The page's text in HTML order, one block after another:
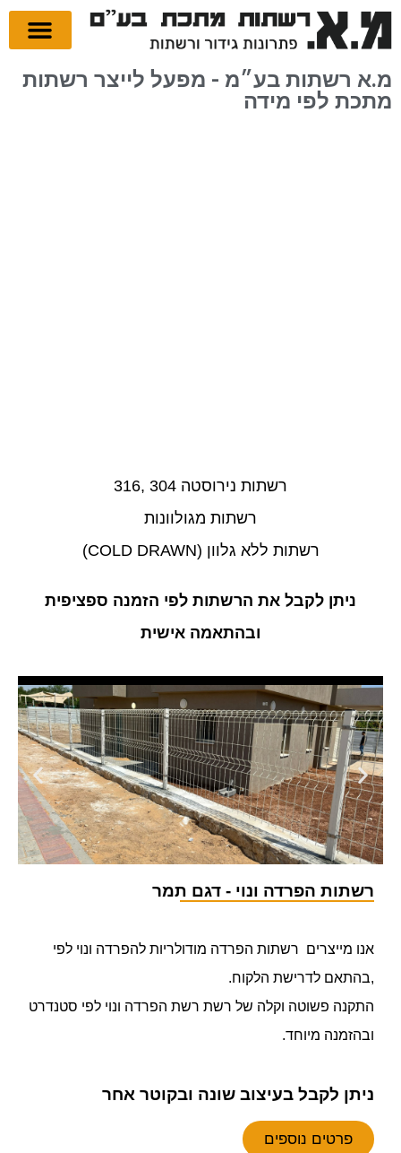
מ.א רשתות בע״מ - מפעל לייצר רשתות
מתכת לפי מידה
רשתות נירוסטה 304 ,316
רשתות מגולוונות
רשתות ללא גלוון (COLD DRAWN)
ניתן לקבל את הרשתות לפי הזמנה ספציפית
ובהתאמה אישית
רשתות הפרדה ונוי - דגם תמר
אנו מייצרים רשתות הפרדה מודולריות להפרדה ונוי לפי
,בהתאם לדרישת הלקוח.
התקנה פשוטה וקלה של רשת רשת הפרדה ונוי לפי סטנדרט
ובהזמנה מיוחד.
ניתן לקבל בעיצוב שונה ובקוטר אחר
פרטים נוספים